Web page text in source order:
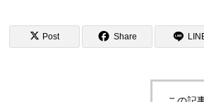
Post Share